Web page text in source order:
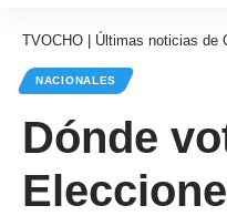
TVOCHO | Últimas noticias de
NACIONALES
Dónde